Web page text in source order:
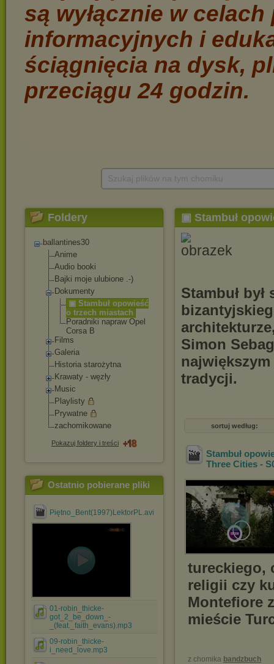
Foldery
ballantines30
Anime
Audio booki
Bajki moje ulubione .-)
Dokumenty
▣ Stambuł opowieść
o trzech miastach
Poradniki napraw Opel
Corsa B
Films
Galeria
Historia starożytna
Krawaty - węzły
Music
Playlisty
Prywatne
zachomikowane
Pokazuj foldery i treści
Ostatnio pobierane pliki
Piętno_Bent(1997)LektorPL.avi
01-robin_thicke-
got_2_be_down_-
_(feat._faith_evans).mp3
09-robin_thicke-
i_need_love.mp3
▣ Stambuł
Stambuł
Simon
tradycji.
sortuj według:
Stambuł
Three Cities -
tureckiego,
religii czy
Montefiore
mieście
z chomika bandzbuch